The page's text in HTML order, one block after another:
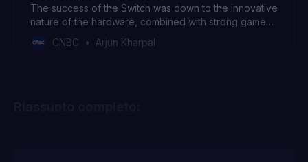
The success of the Switch was down to the innovative
nature of the hardware, combined with strong games
CNBC Arjun Kharpal